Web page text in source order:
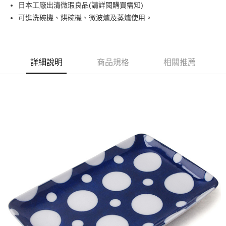
運送方式
黑貓外島宅配
每筆NT$360
日本工廠出清微瑕良品(請詳閱購買需知)
可進洗碗機、烘碗機、微波爐及蒸爐使用。
詳細說明 商品規格 相關推薦